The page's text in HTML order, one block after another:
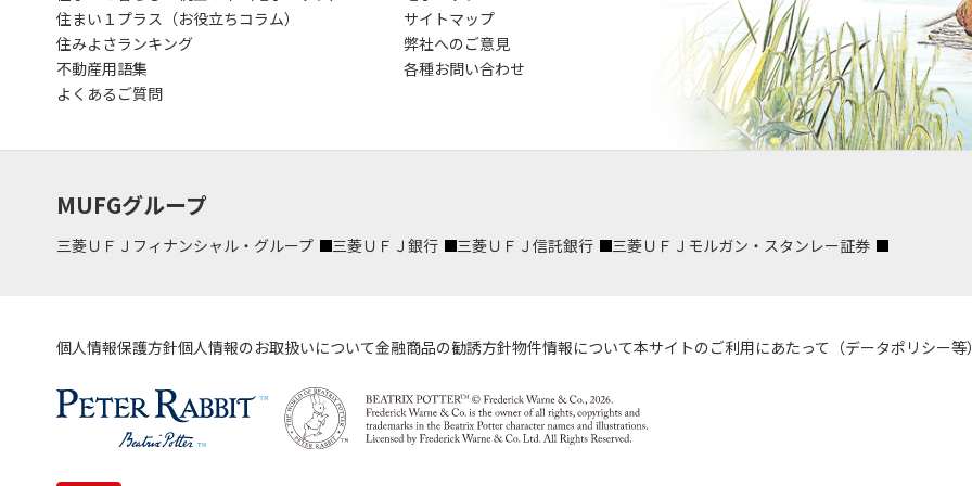
住まい１プラス（お役立ちコラム）
住みよさランキング
不動産用語集
よくあるご質問
サイトマップ
弊社へのご意見
各種お問い合わせ
MUFGグループ
三菱ＵＦＪフィナンシャル・グループ 三菱ＵＦＪ銀行 三菱ＵＦＪ信託銀行 三菱ＵＦＪモルガン・スタンレー証券
個人情報保護方針個人情報のお取扱いについて金融商品の勧誘方針物件情報について本サイトのご利用にあたって（データポリシー等